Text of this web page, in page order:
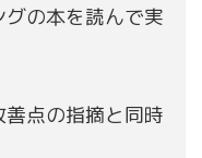
グの本を読んで実
善点の指摘と同時